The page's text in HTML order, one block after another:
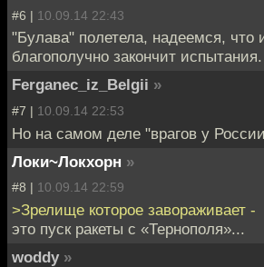
#6 | 10.09.14 22:43
"Булава" полетела, надеемся, что
благополучно закончит испытания.
Ferganec_iz_Belgii »
#7 | 10.09.14 22:53
Но на самом деле "врагов у
Локи~Локхорн »
#8 | 10.09.14 22:59
>Зрелище которое завораживает -
это пуск ракеты с «Тернополя»...
woddy »